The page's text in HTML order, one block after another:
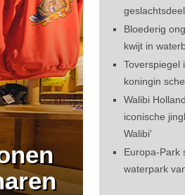
Bloederig
kwijt in
Toverspiegel
koningin
Walibi
iconische
Walibi'
Europa-Park
waterpark